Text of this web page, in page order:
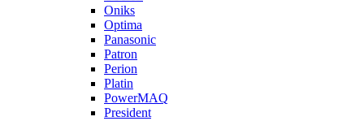
Oniks
Optima
Panasonic
Patron
Perion
Platin
PowerMAQ
President